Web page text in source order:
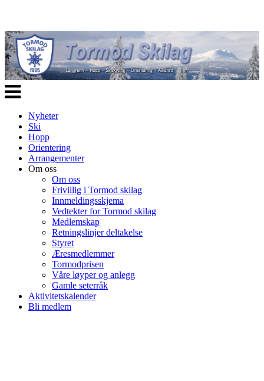
Veksle
navigasjon
Nyheter
Ski
Hopp
Orientering
Arrangementer
Om oss
Om oss
Frivillig i Tormod skilag
Innmeldingsskjema
Vedtekter for Tormod skilag
Medlemskap
Retningslinjer deltakelse
Styret
Æresmedlemmer
Tormodprisen
Våre løyper og anlegg
Gamle seterråk
Aktivitetskalender
Bli medlem